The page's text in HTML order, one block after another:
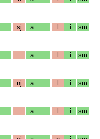
sj a l i sm
a l i sm
nj a l i sm
a l i sm